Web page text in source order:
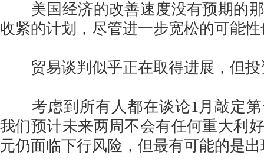
美国经济的改善速度没有预期的那
收紧的计划，尽管进一步宽松的可能
贸易谈判似乎正在取得进展，但投
考虑到所有人都在谈论1月敲定第
我们预计未来两周不会有任何重大利
元仍面临下行风险，但最有可能的是